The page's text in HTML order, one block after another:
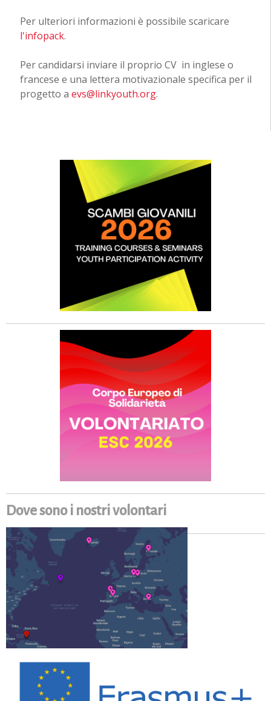
Per ulteriori informazioni è possibile scaricare
l'infopack.
Per candidarsi inviare il proprio CV in inglese o
francese e una lettera motivazionale specifica per il
progetto a evs@linkyouth.org.
Dove sono i nostri volontari